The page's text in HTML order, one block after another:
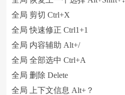
全局 剪切 Ctrl+X
全局 快速修正 Ctrl1+1
全局 内容辅助 Alt+/
全局 全部选中 Ctrl+A
全局 删除 Delete
全局 上下文信息 Alt+？